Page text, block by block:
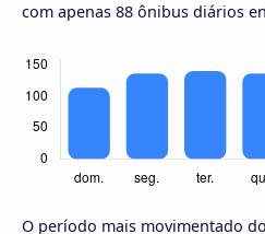
com apenas 88 ônibus diários
O período mais movimentado